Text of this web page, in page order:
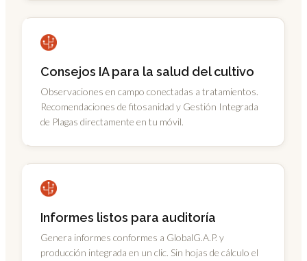
Consejos IA para la salud del cultivo
Observaciones en campo conectadas a tratamientos.
Recomendaciones de fitosanidad y Gestión Integrada
de Plagas directamente en tu móvil.
Informes listos para auditoría
Genera informes conformes a GlobalG.A.P. y
producción integrada en un clic. Sin hojas de cálculo el